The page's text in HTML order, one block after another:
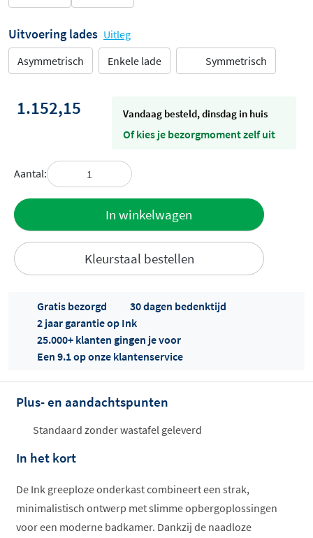
Uitvoering lades Uitleg
Asymmetrisch
Enkele lade Symmetrisch
1.152,15 vandaag besteld, dinsdag in huis
Of kies je bezorgmoment zelf uit
Aantal:
In winkelwagen
Kleurstaal bestellen
Offertes
Gratis bezorgd
30 dagen bedenktijd
2 jaar garantie op Ink
25.000+ klanten gingen je voor
Een 9.1 op onze klantenservice
Plus- en aandachtspunten
Standaard zonder wastafel geleverd
In het kort
De Ink greeploze onderkast combineert een strak,
minimalistisch ontwerp met slimme opbergoplossingen
voor een moderne badkamer. Dankzij de naadloze